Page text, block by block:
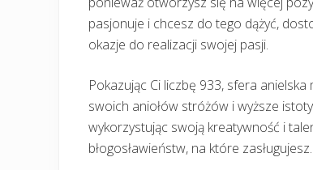
pasjonuje i chcesz do tego dążyć,
okazje do realizacji swojej pasji.
Pokazując Ci liczbę 933, sfera
swoich aniołów stróżów i wyższe
wykorzystując swoją kreatywność i
błogosławieństw, na które zasługujesz.